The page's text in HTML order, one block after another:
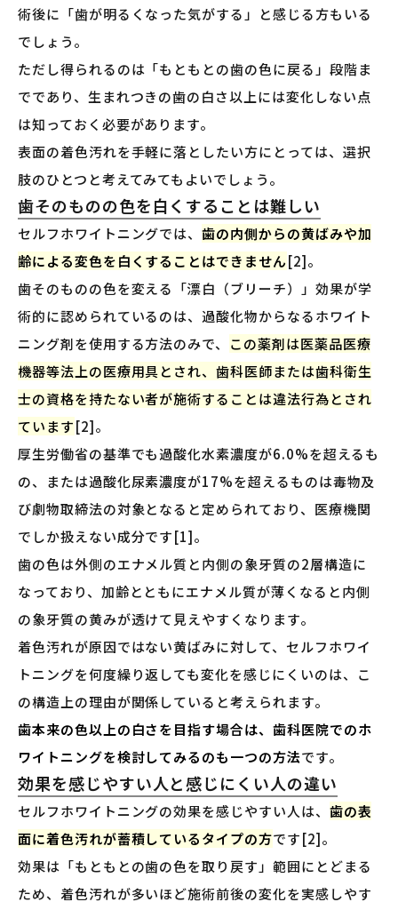
術後に「歯が明るくなった気がする」と感じる方もいる
でしょう。
ただし得られるのは「もともとの歯の色に戻る」段階ま
でであり、生まれつきの歯の白さ以上には変化しない点
は知っておく必要があります。
表面の着色汚れを手軽に落としたい方にとっては、選択
肢のひとつと考えてみてもよいでしょう。
歯そのものの色を白くすることは難しい
セルフホワイトニングでは、歯の内側からの黄ばみや加
齢による変色を白くすることはできません[2]。
歯そのものの色を変える「漂白（ブリーチ）」効果が学
術的に認められているのは、過酸化物からなるホワイト
ニング剤を使用する方法のみで、 この薬剤は医薬品医療
機器等法上の医療用具とされ、歯科医師または歯科衛生
士の資格を持たない者が施術することは違法行為とされ
ています[2]。
厚生労働省の基準でも過酸化水素濃度が6.0%を超えるも
の、または過酸化尿素濃度が17%を超えるものは毒物及
び劇物取締法の対象となると定められており、医療機関
でしか扱えない成分です[1]。
歯の色は外側のエナメル質と内側の象牙質の2層構造に
なっており、加齢とともにエナメル質が薄くなると内側
の象牙質の黄みが透けて見えやすくなります。
着色汚れが原因ではない黄ばみに対して、セルフホワイ
トニングを何度繰り返しても変化を感じにくいのは、こ
の構造上の理由が関係していると考えられます。
歯本来の色以上の白さを目指す場合は、歯科医院でのホ
ワイトニングを検討してみるのも一つの方法です。
効果を感じやすい人と感じにくい人の違い
セルフホワイトニングの効果を感じやすい人は、 歯の表
面に着色汚れが蓄積しているタイプの方です[2]。
効果は「もともとの歯の色を取り戻す」範囲にとどまる
ため、着色汚れが多いほど施術前後の変化を実感しやす